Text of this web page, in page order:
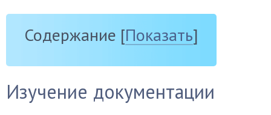
Содержание [Показать]
Изучение документации